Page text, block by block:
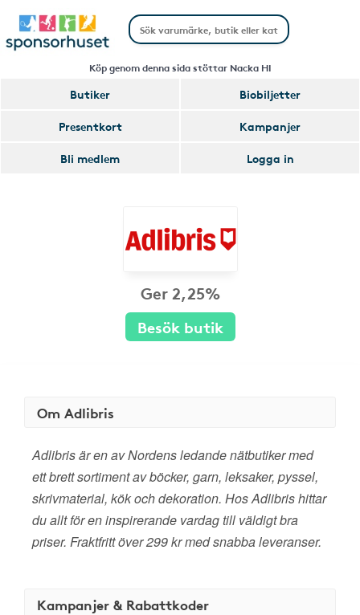
Köp genom denna sida stöttar Nacka HI
Butiker
Biobiljetter
Presentkort
Kampanjer
Bli medlem
Logga in
Ger 2,25%
Besök butik
Om Adlibris
Adlibris är en av Nordens ledande nätbutiker med
ett brett sortiment av böcker, garn, leksaker, pyssel,
skrivmaterial, kök och dekoration. Hos Adlibris hittar
du allt för en inspirerande vardag till väldigt bra
priser. Fraktfritt över 299 kr med snabba leveranser.
Kampanjer & Rabattkoder